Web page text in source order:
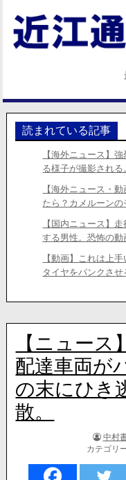
読まれている記事
【海外ニュース】
る様子が撮影される
【海外ニュース・
たら？カメルーンの
【国内ニュース】
する男性。恐怖の動
【動画】これは上
タイヤをパンクさせ
【ニュース
配達車両が
の末にひき
散。
著
者:
中村
カテゴリ